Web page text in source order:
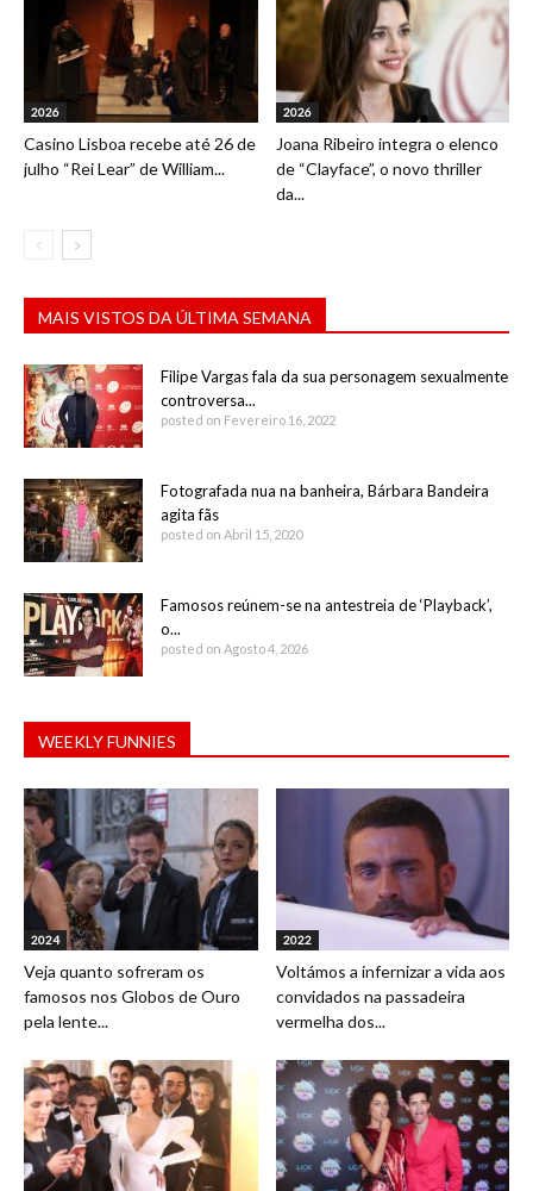
2026
Casino Lisboa recebe até 26 de
julho “Rei Lear” de William...
2026
Joana Ribeiro integra o elenco
de “Clayface”, o novo thriller
da...
MAIS VISTOS DA ÚLTIMA SEMANA
Filipe Vargas fala da sua personagem sexualmente
controversa...
posted on Fevereiro 16, 2022
Fotografada nua na banheira, Bárbara Bandeira
agita fãs
posted on Abril 15, 2020
Famosos reúnem-se na antestreia de ‘Playback’,
o...
posted on Agosto 4, 2026
WEEKLY FUNNIES
2024
Veja quanto sofreram os
famosos nos Globos de Ouro
pela lente...
2022
Voltámos a infernizar a vida aos
convidados na passadeira
vermelha dos...